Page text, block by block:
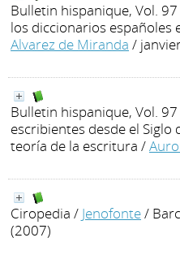
Bulletin hispanique, Vol.
los diccionarios españoles
Alvarez de Miranda /
Bulletin hispanique, Vol.
escribientes desde el Siglo
teoría de la escritura /
Ciropedia / Jenofonte/
(2007)